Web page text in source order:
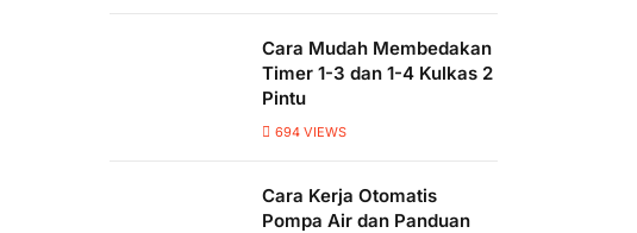
Cara Mudah Membedakan
Timer 1-3 dan 1-4 Kulkas 2
Pintu
694 VIEWS
Cara Kerja Otomatis
Pompa Air dan Panduan